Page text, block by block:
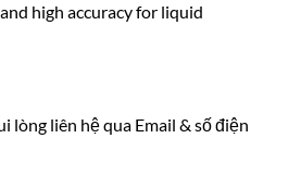
high accuracy for liquid
lòng liên hệ qua Email & số điện